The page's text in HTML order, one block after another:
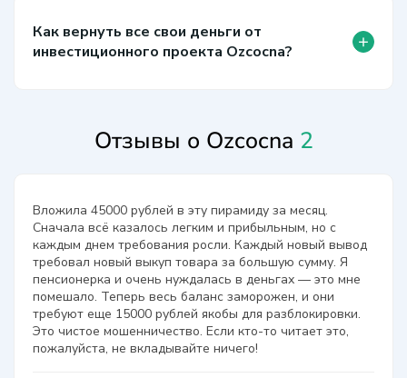
Как вернуть все свои деньги от
инвестиционного проекта Ozcocna?
+
Отзывы о Ozcocna 2
Вложила 45000 рублей в эту пирамиду за месяц.
Сначала всё казалось легким и прибыльным, но с
каждым днем требования росли. Каждый новый вывод
требовал новый выкуп товара за большую сумму. Я
пенсионерка и очень нуждалась в деньгах — это мне
помешало. Теперь весь баланс заморожен, и они
требуют еще 15000 рублей якобы для разблокировки.
Это чистое мошенничество. Если кто-то читает это,
пожалуйста, не вкладывайте ничего!